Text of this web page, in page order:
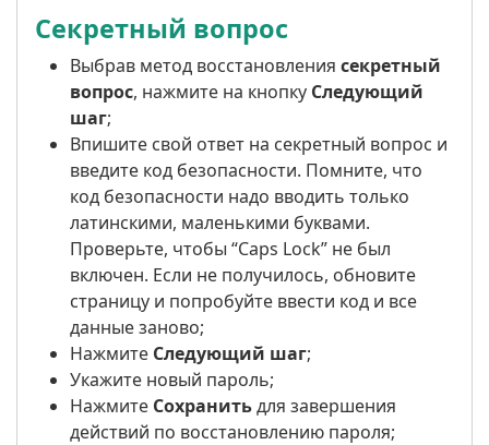
Секретный вопрос
Выбрав метод восстановления секретный
вопрос, нажмите на кнопку Следующий
шаг;
Впишите свой ответ на секретный вопрос и
введите код безопасности. Помните, что
код безопасности надо вводить только
латинскими, маленькими буквами.
Проверьте, чтобы “Caps Lock” не был
включен. Если не получилось, обновите
страницу и попробуйте ввести код и все
данные заново;
Нажмите Следующий шаг;
Укажите новый пароль;
Нажмите Сохранитьдля завершения
действий по восстановлению пароля;